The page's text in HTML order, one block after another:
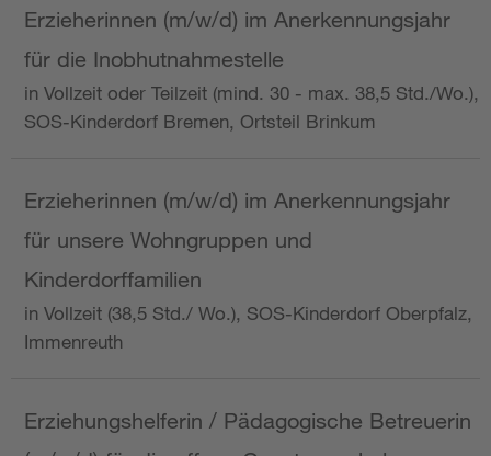
Erzieherinnen (m/w/d) im Anerkennungsjahr
für die Inobhutnahmestelle
in Vollzeit oder Teilzeit (mind. 30 - max. 38,5 Std./Wo.),
SOS-Kinderdorf Bremen, Ortsteil Brinkum
Erzieherinnen (m/w/d) im Anerkennungsjahr
für unsere Wohngruppen und
Kinderdorffamilien
in Vollzeit (38,5 Std./ Wo.), SOS-Kinderdorf Oberpfalz,
Immenreuth
Erziehungshelferin / Pädagogische Betreuerin